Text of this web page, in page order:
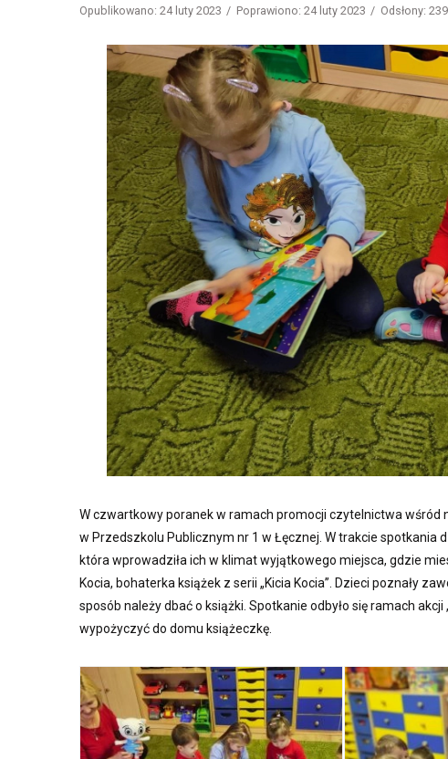
Opublikowano: 24 luty 2023 Poprawiono: 24 luty 2023 Odsłony:
W czwartkowy poranek w ramach promocji czytelnictwa wśród
w Przedszkolu Publicznym nr 1 w Łęcznej. W trakcie spotkania
która wprowadziła ich w klimat wyjątkowego miejsca, gdzie
Kocia, bohaterka książek z serii „Kicia Kocia”. Dzieci poznały
sposób należy dbać o książki. Spotkanie odbyło się ramach
wypożyczyć do domu książeczkę.